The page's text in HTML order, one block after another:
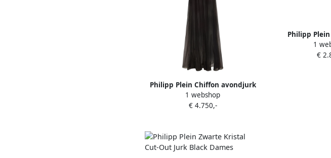
Philipp Plein Chiffon avondjurk
Zwart
1 webshop
€ 4.750,-
Philipp
1
€